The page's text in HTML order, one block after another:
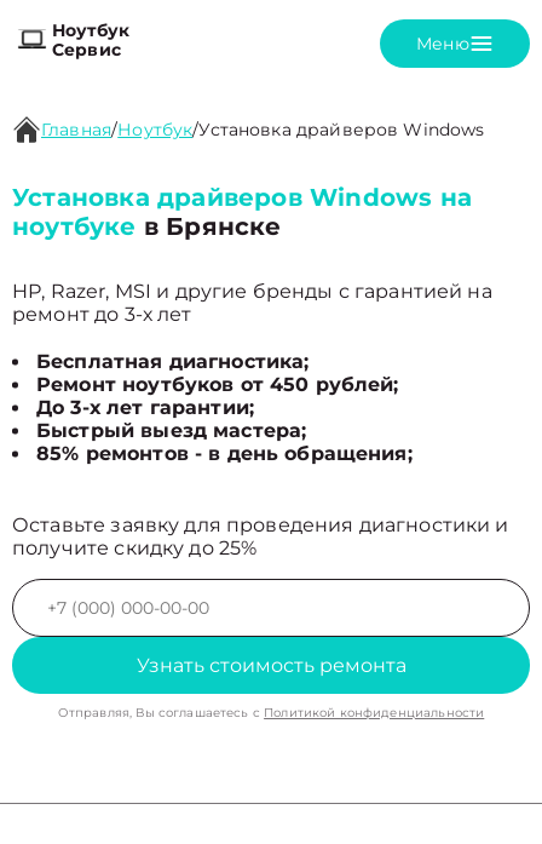
Ноутбук
Сервис
Меню
Главная/Ноутбук/Установка драйверов Windows
Установка драйверов Windows на
ноутбуке в Брянске
HP, Razer, MSI и другие бренды с гарантией на
ремонт до 3-х лет
Бесплатная диагностика;
Ремонт ноутбуков от 450 рублей;
До 3-х лет гарантии;
Быстрый выезд мастера;
85% ремонтов - в день обращения;
Оставьте заявку для проведения диагностики и
получите скидку до 25%
Узнать стоимость ремонта
Отправляя, Вы соглашаетесь с Политикой конфиденциальности